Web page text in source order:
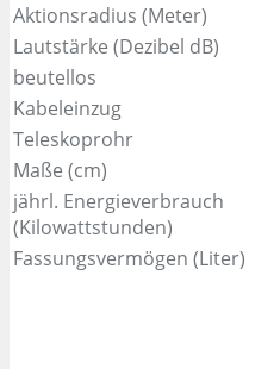
Aktionsradius (Meter)
Lautstärke (Dezibel dB)
beutellos
Kabeleinzug
Teleskoprohr
Maße (cm)
jährl. Energieverbrauch
(Kilowattstunden)
Fassungsvermögen (Liter)